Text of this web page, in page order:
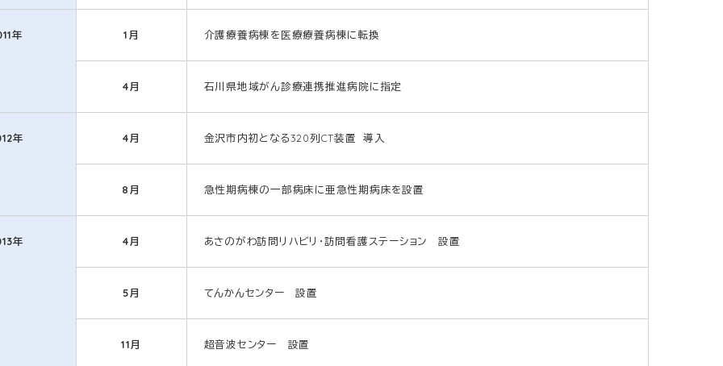
年 1月 介護療養病棟を医療療養病棟に転換
4月 石川県地域がん診療連携推進病院に指定
年 4月 金沢市内初となる320列CT装置 導入
8月 急性期病棟の一部病床に亜急性期病床を設置
年 4月 あさのがわ訪問リハビリ・訪問看護ステーション 設置
5月 てんかんセンター 設置
11月 超音波センター 設置